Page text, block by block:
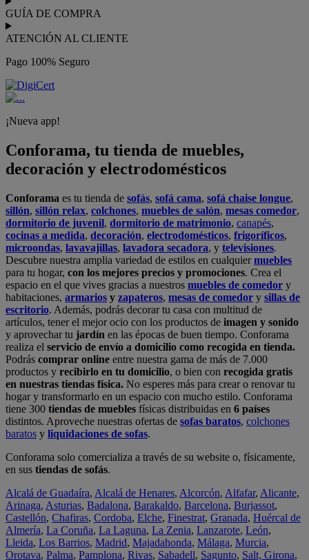
GUÍA DE COMPRA
ATENCIÓN AL CLIENTE
Pago 100% Seguro
¡Nueva app!
Conforama, tu tienda de muebles,
decoración y electrodomésticos
Conforama es tu tienda de sofás, sofá cama, sofá chaise longue,
sillón, sillón relax, colchones, muebles de salón, mesas comedor,
dormitorio de juvenil, dormitorio de matrimonio, canapés,
cocinas a medida, decoración, electrodomésticos, frigoríficos,
microondas, lavavajillas, lavadora secadora, y televisiones.
Descubre nuestra amplia variedad de estilos en cualquiermuebles
para tu hogar, con los mejores precios y promociones. Crea el
espacio en el que vives gracias a nuestros muebles de comedor y
habitaciones, armarios y zapateros, mesas de comedor y sillas de
escritorio. Además, podrás decorar tu casa con multitud de
artículos, tener el mejor ocio con los productos de imagen y sonido
y aprovechar tu jardín en las épocas de buen tiempo. Conforama
realiza el servicio de envío a domicilio como recogida en tienda.
Podrás comprar online entre nuestra gama de más de 7.000
productos y recibirlo en tu domicilio, o bien con recogida gratis
en nuestras tiendas física. No esperes más para crear o renovar tu
hogar y transformarlo en un espacio con mucho estilo. Conforama
tiene 300 tiendas de muebles físicas distribuidas en 6 países
distintos. Aproveche nuestras ofertas de sofas baratos, colchones
baratos y liquidaciones de sofas.
Conforama solo comercializa a través de su website o, físicamente,
en sus tiendas de sofás.
Alcalá de Guadaíra, Alcalá de Henares, Alcorcón, Alfafar, Alicante,
Arinaga, Asturias, Badalona, Barakaldo, Barcelona, Burjassot,
Castellón, Chafiras, Cordoba, Elche, Finestrat, Granada, Huércal de
Almería, La Coruña, La Laguna, La Zenia, Lanzarote, León,
Lleida, Los Barrios, Madrid, Majadahonda, Málaga, Murcia,
Orotava, Palma, Pamplona, Rivas, Sabadell, Sagunto, Salt, Girona,